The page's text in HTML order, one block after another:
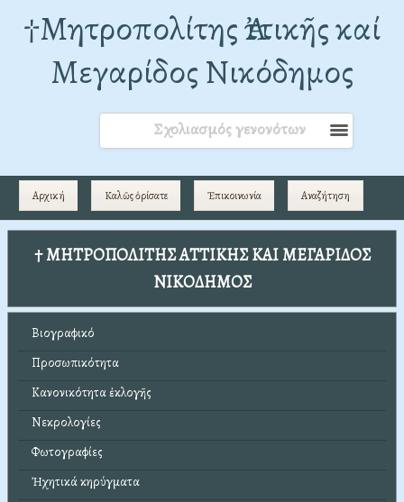
†Mητροπολίτης Ἀττικῆς καί
Μεγαρίδος Νικόδημος
Σχολιασμός γενονότων
Αρχική Καλῶς ὁρίσατε Ἐπικοινωνία Αναζήτηση
† ΜΗΤΡΟΠΟΛΙΤΗΣ ΑΤΤΙΚΗΣ ΚΑΙ ΜΕΓΑΡΙΔΟΣ
ΝΙΚΟΔΗΜΟΣ
Βιογραφικό
Προσωπικότητα
Κανονικότητα ἐκλογῆς
Νεκρολογίες
Φωτογραφίες
Ἠχητικά κηρύγματα